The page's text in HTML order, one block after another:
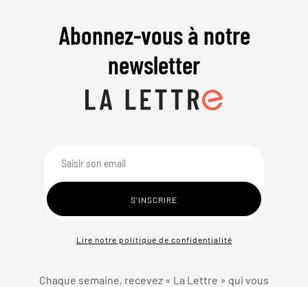
Abonnez-vous à notre
newsletter
Lire notre politique de confidentialité
Chaque semaine, recevez « La Lettre » qui vous